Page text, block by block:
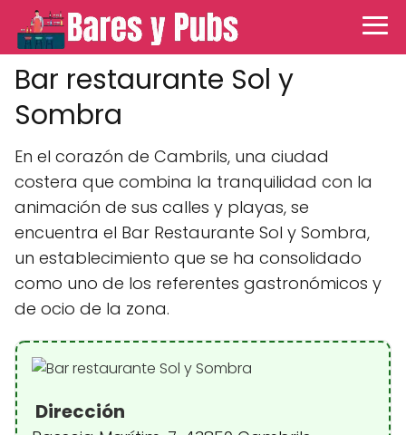
Bar restaurante Sol y
Sombra
En el corazón de Cambrils, una ciudad
costera que combina la tranquilidad con la
animación de sus calles y playas, se
encuentra el Bar Restaurante Sol y Sombra,
un establecimiento que se ha consolidado
como uno de los referentes gastronómicos y
de ocio de la zona.
Dirección